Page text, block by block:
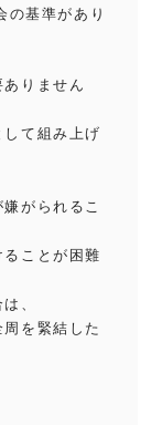
の基準があり
りません
て組み上げ
がられるこ
ことが困難
、
周を緊結した